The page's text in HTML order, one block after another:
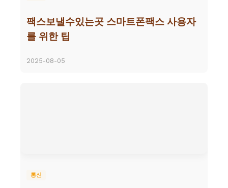
팩스보낼수있는곳 스마트폰팩스 사용자
를 위한 팁
2025-08-05
통신